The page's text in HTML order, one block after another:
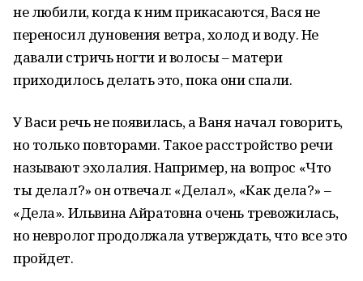
не любили, когда к ним прикасаются, Вася не
переносил дуновения ветра, холод и воду. Не
давали стричь ногти и волосы – матери
приходилось делать это, пока они спали.
У Васи речь не появилась, а Ваня начал говорить,
но только повторами. Такое расстройство речи
называют эхолалия. Например, на вопрос «Что
ты делал?» он отвечал: «Делал», «Как дела?» –
«Дела». Ильвина Айратовна очень тревожилась,
но невролог продолжала утверждать, что все это
пройдет.